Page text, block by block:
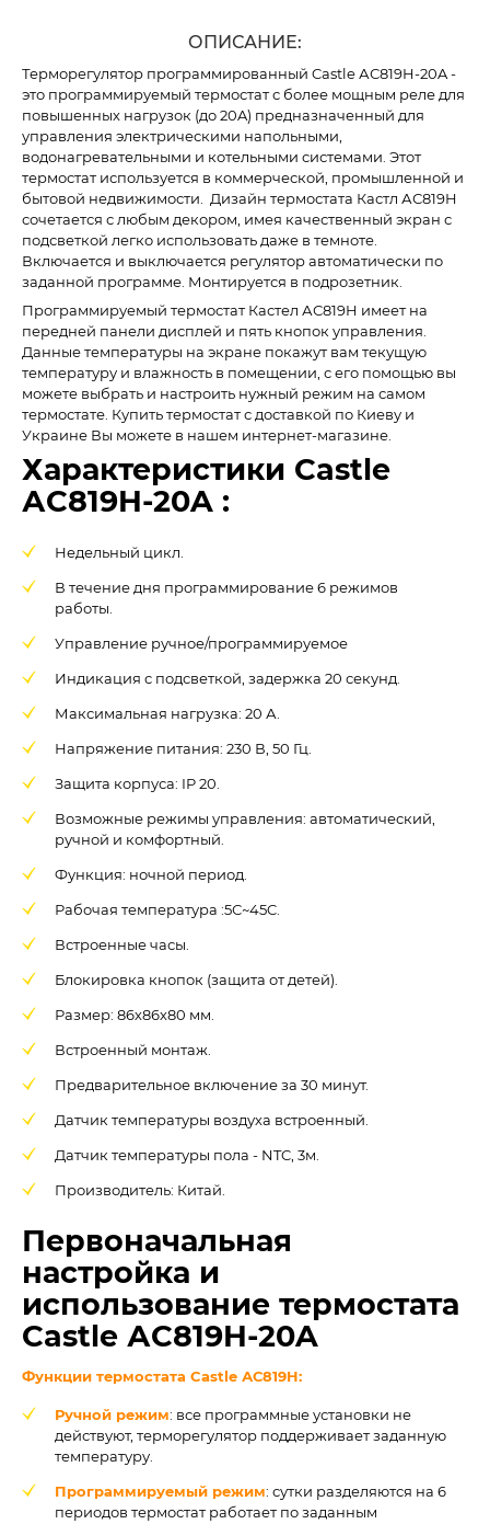
ОПИСАНИЕ:
Терморегулятор программированный Castle АС819H-20A -
это программируемый термостат с более мощным реле для
повышенных нагрузок (до 20A) предназначенный для
управления электрическими напольными,
водонагревательными и котельными системами. Этот
термостат используется в коммерческой, промышленной и
бытовой недвижимости. Дизайн термостата Кастл АС819H
сочетается с любым декором, имея качественный экран с
подсветкой легко использовать даже в темноте.
Включается и выключается регулятор автоматически по
заданной программе. Монтируется в подрозетник.
Программируемый термостат Кастел АС819H имеет на
передней панели дисплей и пять кнопок управления.
Данные температуры на экране покажут вам текущую
температуру и влажность в помещении, с его помощью вы
можете выбрать и настроить нужный режим на самом
термостате. Купить термостат с доставкой по Киеву и
Украине Вы можете в нашем интернет-магазине.
Характеристики Castle
АС819H-20A :
Недельный цикл.
В течение дня программирование 6 режимов
работы.
Управление ручное/программируемое
Индикация с подсветкой, задержка 20 секунд.
Максимальная нагрузка: 20 А.
Напряжение питания: 230 В, 50 Гц.
Защита корпуса: IP 20.
Возможные режимы управления: автоматический,
ручной и комфортный.
Функция: ночной период.
Рабочая температура :5С~45C.
Встроенные часы.
Блокировка кнопок (защита от детей).
Размер: 86х86х80 мм.
Встроенный монтаж.
Предварительное включение за 30 минут.
Датчик температуры воздуха встроенный.
Датчик температуры пола - NTC, 3м.
Производитель: Китай.
Первоначальная
настройка и
использование термостата
Castle АС819H-20A
Функции термостата Castle АС819H:
Ручной режим: все программные установки не
действуют, терморегулятор поддерживает заданную
температуру.
Программируемый режим: сутки разделяются на 6
периодов термостат работает по заданным